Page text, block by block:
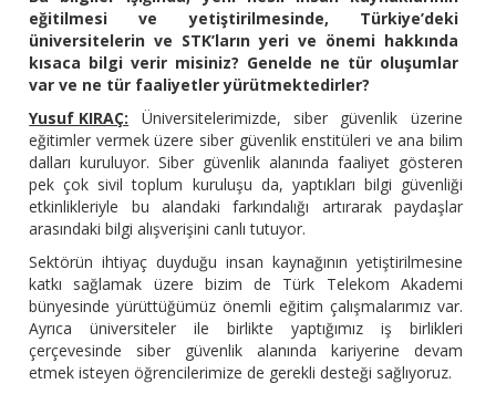
eğitilmesi ve yetiştirilmesinde, Türkiye’deki
üniversitelerin ve STK’ların yeri ve önemi hakkında
kısaca bilgi verir misiniz? Genelde ne tür oluşumlar
var ve ne tür faaliyetler yürütmektedirler?
Yusuf KIRAÇ: Üniversitelerimizde, siber güvenlik üzerine
eğitimler vermek üzere siber güvenlik enstitüleri ve ana bilim
dalları kuruluyor. Siber güvenlik alanında faaliyet gösteren
pek çok sivil toplum kuruluşu da, yaptıkları bilgi güvenliği
etkinlikleriyle bu alandaki farkındalığı artırarak paydaşlar
arasındaki bilgi alışverişini canlı tutuyor.
Sektörün ihtiyaç duyduğu insan kaynağının yetiştirilmesine
katkı sağlamak üzere bizim de Türk Telekom Akademi
bünyesinde yürüttüğümüz önemli eğitim çalışmalarımız var.
Ayrıca üniversiteler ile birlikte yaptığımız iş birlikleri
çerçevesinde siber güvenlik alanında kariyerine devam
etmek isteyen öğrencilerimize de gerekli desteği sağlıyoruz.